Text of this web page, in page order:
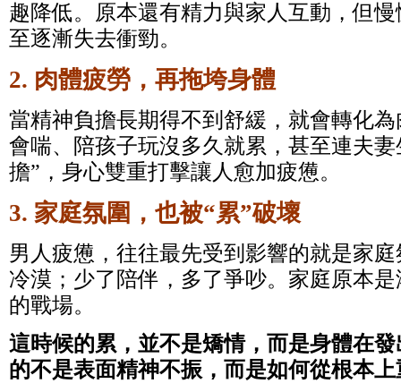
趣降低。原本還有精力與家人互動，但
至逐漸失去衝勁。
2. 肉體疲勞，再拖垮身體
當精神負擔長期得不到舒緩，就會轉化
會喘、陪孩子玩沒多久就累，甚至連夫
擔”，身心雙重打擊讓人愈加疲憊。
3. 家庭氛圍，也被“累”破壞
男人疲憊，往往最先受到影響的就是家
冷漠；少了陪伴，多了爭吵。家庭原本
的戰場。
這時候的累，並不是矯情，而是身體在
的不是表面精神不振，而是如何從根本